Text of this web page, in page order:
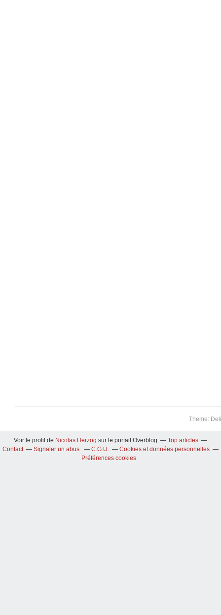
Theme:
Voir le profil de Nicolas Herzog sur le portail Overblog
Top articles
Contact
Signaler un abus C.G.U.
Cookies et données personnelles
Préférences cookies